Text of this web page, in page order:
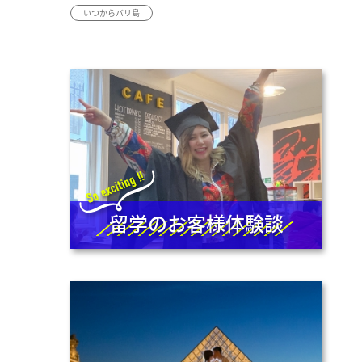
いつからバリ島
留学のお客様体験談